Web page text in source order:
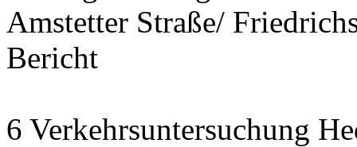
Amstetter Straße/
Bericht
6 Verkehrsuntersuchung